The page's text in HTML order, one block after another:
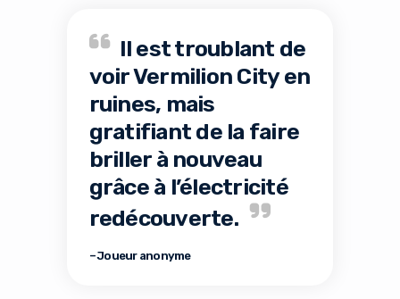
Il est troublant de
voir Vermilion City en
ruines, mais
gratifiant de la faire
briller à nouveau
grâce à l’électricité
redécouverte.
– Joueur anonyme